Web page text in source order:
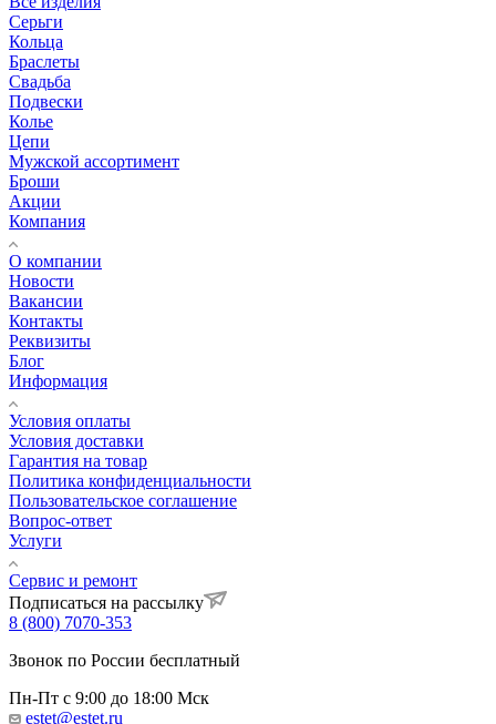
Серьги
Кольца
Браслеты
Свадьба
Подвески
Колье
Цепи
Мужской ассортимент
Броши
Акции
Компания
О компании
Новости
Вакансии
Контакты
Реквизиты
Блог
Информация
Условия оплаты
Условия доставки
Гарантия на товар
Политика конфиденциальности
Пользовательское соглашение
Вопрос-ответ
Услуги
Сервис и ремонт
Подписаться на рассылку
8 (800) 7070-353
Звонок по России бесплатный
Пн-Пт с 9:00 до 18:00 Мск
estet@estet.ru